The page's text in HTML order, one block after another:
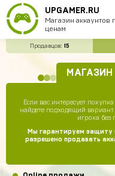
UPGAMER.RU
Магазин аккаунтов
ценам
Продавцов: 15
МАГАЗИН
Если вас интересует
найдете подходящий
игрока без
Мы гарантируем защиту
разрешено продавать